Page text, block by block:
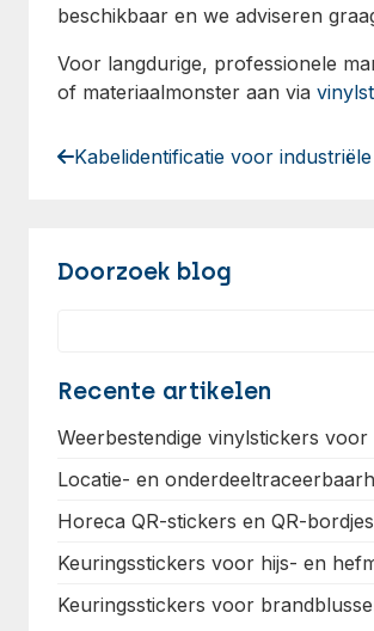
beschikbaar en we adviseren
Voor langdurige, professionele
of materiaalmonster aan via
Kabelidentificatie voor
Doorzoek blog
Recente artikelen
Weerbestendige vinylstickers voor
Locatie- en
Horeca QR-stickers en QR-bordjes
Keuringsstickers voor hijs- en
Keuringsstickers voor